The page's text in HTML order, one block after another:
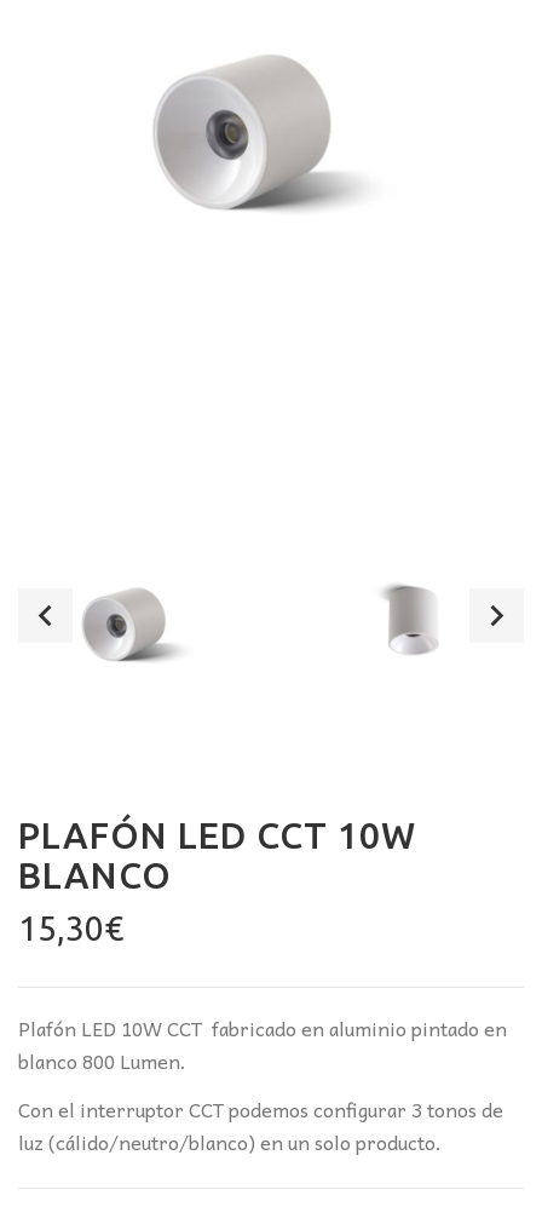
PLAFÓN LED CCT 10W
BLANCO
15,30€
Plafón LED 10W CCT fabricado en aluminio pintado en
blanco 800 Lumen.
Con el interruptor CCT podemos configurar 3 tonos de
luz (cálido/neutro/blanco) en un solo producto.